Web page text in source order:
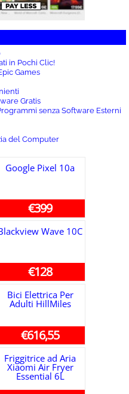
in Pochi Clic!
Games
Gratis
senza Software Esterni
del Computer
Google Pixel 10a
€399
Wave 10C
€128
Bici Elettrica Per
Adulti HillMiles
€616,55
Friggitrice ad Aria
Xiaomi Air Fryer
Essential 6L